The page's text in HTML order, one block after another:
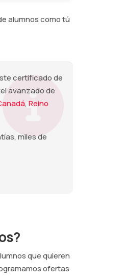
alumnos como tú
certificado de
avanzado de
, Reino
miles de
que quieren
ofertas